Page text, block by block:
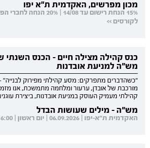
מכון מפרשים, האקדמית ת"א יפו
15% הנחת רישום עד 14/08 |
לקורסים >>
כנס קהילה מצילה חיים - הכנס השנתי
מש"ה למניעת אובדנות
"כשהדברים מתפרקים: מסע קהילתי מפירוק לבנייה"
מורכבת של אובדן, ערעור ומלחמה מתמשכת, אנו
קהילתי מעמיק העוסק במניעת אובדנות, ביצירת
מש"ה - מילים שעושות הבדל
האקדמית ת"א-יפו | 06.09.2026 | יום ראשון | 09:00-16:00